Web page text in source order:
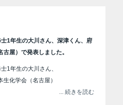
1年生の大川さん、深津くん、府
屋）で発表しました。
1年生の大川さん、
化学会（名古屋）
... 続きを読む